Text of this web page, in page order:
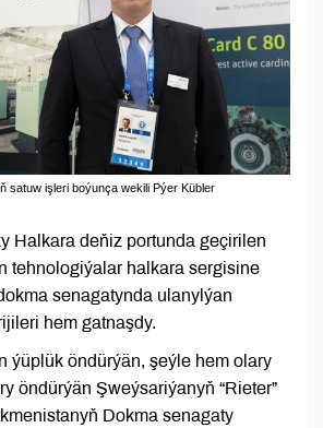
satuw işleri boýunça wekili Pýer Kübler
Halkara deňiz portunda geçirilen
tehnologiýalar halkara sergisine
senagatynda ulanylýan
hem gatnaşdy.
ýüplük öndürýän, şeýle hem olary
öndürýän Şweýsariýanyň “Rieter”
Dokma senagaty